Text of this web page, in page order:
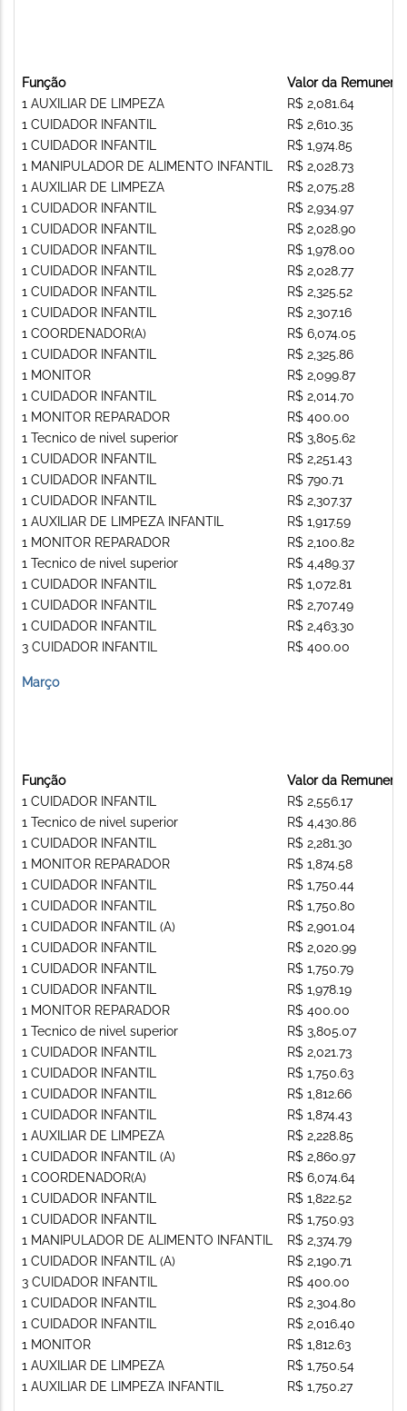
Função
1 AUXILIAR DE LIMPEZA
1 CUIDADOR INFANTIL
1 CUIDADOR INFANTIL
1 MANIPULADOR DE ALIMENTO INFANTIL
1 AUXILIAR DE LIMPEZA
1 CUIDADOR INFANTIL
1 CUIDADOR INFANTIL
1 CUIDADOR INFANTIL
1 CUIDADOR INFANTIL
1 CUIDADOR INFANTIL
1 CUIDADOR INFANTIL
1 COORDENADOR(A)
1 CUIDADOR INFANTIL
1 MONITOR
1 CUIDADOR INFANTIL
1 MONITOR REPARADOR
1 Tecnico de nivel superior
1 CUIDADOR INFANTIL
1 CUIDADOR INFANTIL
1 CUIDADOR INFANTIL
1 AUXILIAR DE LIMPEZA INFANTIL
1 MONITOR REPARADOR
1 Tecnico de nivel superior
1 CUIDADOR INFANTIL
1 CUIDADOR INFANTIL
1 CUIDADOR INFANTIL
3 CUIDADOR INFANTIL
Valor da
R$ 2,081.64
R$ 2,610.35
R$ 1,974.85
R$ 2,028.73
R$ 2,075.28
R$ 2,934.97
R$ 2,028.90
R$ 1,978.00
R$ 2,028.77
R$ 2,325.52
R$ 2,307.16
R$ 6,074.05
R$ 2,325.86
R$ 2,099.87
R$ 2,014.70
R$ 400.00
R$ 3,805.62
R$ 2,251.43
R$ 790.71
R$ 2,307.37
R$ 1,917.59
R$ 2,100.82
R$ 4,489.37
R$ 1,072.81
R$ 2,707.49
R$ 2,463.30
R$ 400.00
Março
Função
1 CUIDADOR INFANTIL
1 Tecnico de nivel superior
1 CUIDADOR INFANTIL
1 MONITOR REPARADOR
1 CUIDADOR INFANTIL
1 CUIDADOR INFANTIL
1 CUIDADOR INFANTIL (A)
1 CUIDADOR INFANTIL
1 CUIDADOR INFANTIL
1 CUIDADOR INFANTIL
1 MONITOR REPARADOR
1 Tecnico de nivel superior
1 CUIDADOR INFANTIL
1 CUIDADOR INFANTIL
1 CUIDADOR INFANTIL
1 CUIDADOR INFANTIL
1 AUXILIAR DE LIMPEZA
1 CUIDADOR INFANTIL (A)
1 COORDENADOR(A)
1 CUIDADOR INFANTIL
1 CUIDADOR INFANTIL
1 MANIPULADOR DE ALIMENTO INFANTIL
1 CUIDADOR INFANTIL (A)
3 CUIDADOR INFANTIL
1 CUIDADOR INFANTIL
1 CUIDADOR INFANTIL
1 MONITOR
1 AUXILIAR DE LIMPEZA
1 AUXILIAR DE LIMPEZA INFANTIL
Valor da
R$ 2,556.17
R$ 4,430.86
R$ 2,281.30
R$ 1,874.58
R$ 1,750.44
R$ 1,750.80
R$ 2,901.04
R$ 2,020.99
R$ 1,750.79
R$ 1,978.19
R$ 400.00
R$ 3,805.07
R$ 2,021.73
R$ 1,750.63
R$ 1,812.66
R$ 1,874.43
R$ 2,228.85
R$ 2,860.97
R$ 6,074.64
R$ 1,822.52
R$ 1,750.93
R$ 2,374.79
R$ 2,190.71
R$ 400.00
R$ 2,304.80
R$ 2,016.40
R$ 1,812.63
R$ 1,750.54
R$ 1,750.27